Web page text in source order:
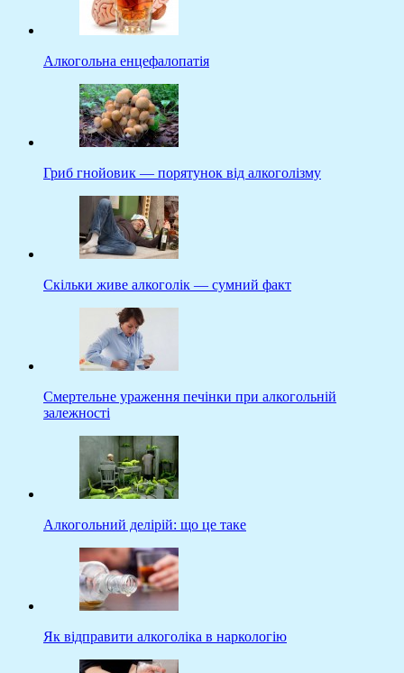
Алкогольна енцефалопатія
Гриб гнойовик — порятунок від алкоголізму
Скільки живе алкоголік — сумний факт
Смертельне ураження печінки при алкогольній
залежності
Алкогольний делірій: що це таке
Як відправити алкоголіка в наркологію